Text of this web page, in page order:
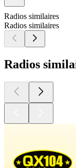
Radios similaires
Radios similaires
Radios